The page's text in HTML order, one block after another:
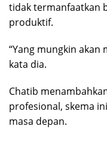
tidak termanfaatkan
produktif.
“Yang mungkin
kata dia.
Chatib
profesional, skema
masa depan.